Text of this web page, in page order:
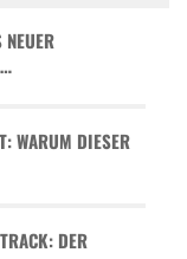
WARUM DIESER
DER